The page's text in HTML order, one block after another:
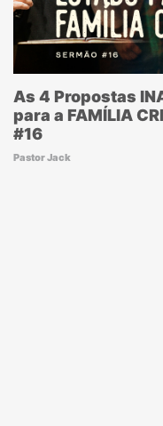
As 4 Propostas
para a FAMÍLIA
#16
Pastor Jack